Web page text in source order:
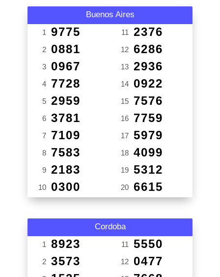
Buenos Aires
1 9775
2 0881
3 0967
4 7728
5 2959
6 3781
7 7109
8 7583
9 2183
10 0300
11 2376
12 6286
13 2936
14 0922
15 7576
16 7759
17 5979
18 4099
19 5312
20 6615
Cordoba
1 8923
2 3573
11 5550
12 0477